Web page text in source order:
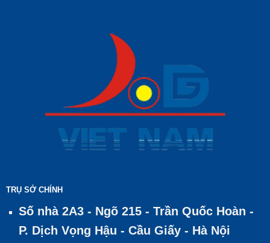
TRỤ SỞ CHÍNH
Số nhà 2A3 - Ngõ 215 - Trần Quốc Hoàn -
P. Dịch Vọng Hậu - Cầu Giấy - Hà Nội